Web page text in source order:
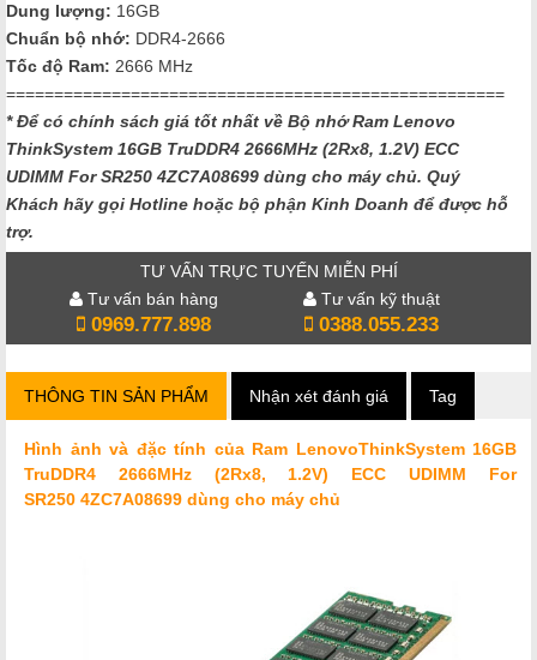
Dung lượng: 16GB
Chuẩn bộ nhớ: DDR4-2666
Tốc độ Ram: 2666 MHz
====================================================
* Để có chính sách giá tốt nhất về Bộ nhớ Ram Lenovo
ThinkSystem 16GB TruDDR4 2666MHz (2Rx8, 1.2V) ECC
UDIMM For SR250 4ZC7A08699 dùng cho máy chủ. Quý
Khách hãy gọi Hotline hoặc bộ phận Kinh Doanh để được hỗ
trợ.
TƯ VẤN TRỰC TUYẾN MIỄN PHÍ
Tư vấn bán hàng
0969.777.898
Tư vấn kỹ thuật
0388.055.233
THÔNG TIN SẢN PHẨM Nhận xét đánh giá Tag
Hình ảnh và đặc tính của Ram LenovoThinkSystem 16GB
TruDDR4 2666MHz (2Rx8, 1.2V) ECC UDIMM For
SR250 4ZC7A08699 dùng cho máy chủ